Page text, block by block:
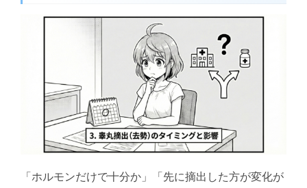
「ホルモンだけで十分か」「先に摘出した方が変化が